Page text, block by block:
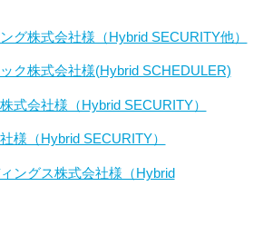
グ株式会社様（Hybrid SECURITY他）
ク株式会社様(Hybrid SCHEDULER)
式会社様（Hybrid SECURITY）
様（Hybrid SECURITY）
ングス株式会社様（Hybrid